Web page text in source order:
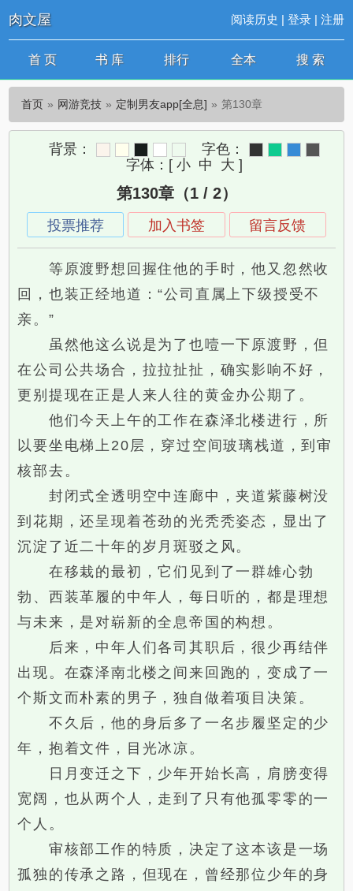
肉文屋 阅读历史 | 登录| 注册
首 页 书 库 排行 全本 搜 索
首页 网游竞技 定制男友app[全息] 第130章
背景：
字色：
字体： [ 小 中 大 ]
第130章（1 / 2）
投票推荐 加入书签 留言反馈
等原渡野想回握住他的手时，他又忽然收
回，也装正经地道：“公司直属上下级授受不
亲。”
虽然他这么说是为了也噎一下原渡野，但
在公司公共场合，拉拉扯扯，确实影响不好，
更别提现在正是人来人往的黄金办公期了。
他们今天上午的工作在森泽北楼进行，所
以要坐电梯上20层，穿过空间玻璃栈道，到审
核部去。
封闭式全透明空中连廊中，夹道紫藤树没
到花期，还呈现着苍劲的光秃秃姿态，显出了
沉淀了近二十年的岁月斑驳之风。
在移栽的最初，它们见到了一群雄心勃
勃、西装革履的中年人，每日听的，都是理想
与未来，是对崭新的全息帝国的构想。
后来，中年人们各司其职后，很少再结伴
出现。在森泽南北楼之间来回跑的，变成了一
个斯文而朴素的男子，独自做着项目决策。
不久后，他的身后多了一名步履坚定的少
年，抱着文件，目光冰凉。
日月变迁之下，少年开始长高，肩膀变得
宽阔，也从两个人，走到了只有他孤零零的一
个人。
审核部工作的特质，决定了这本该是一场
孤独的传承之路，但现在，曾经那位少年的身